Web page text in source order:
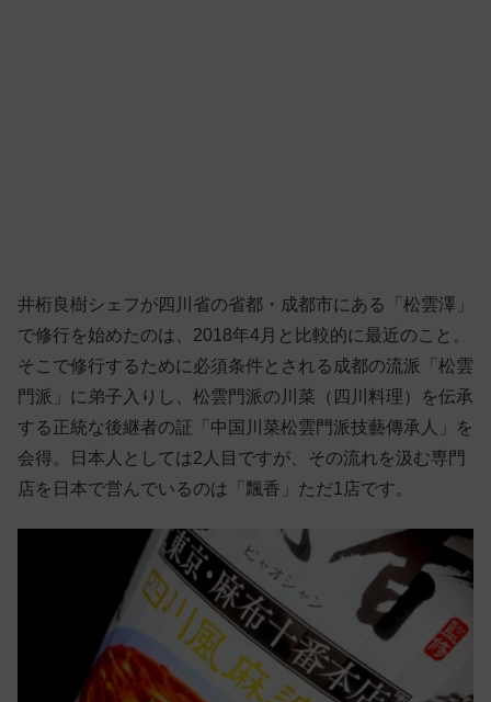
井桁良樹シェフが四川省の省都・成都市にある「松雲澤」
で修行を始めたのは、2018年4月と比較的に最近のこと。
そこで修行するために必須条件とされる成都の流派「松雲
門派」に弟子入りし、松雲門派の川菜（四川料理）を伝承
する正統な後継者の証「中国川菜松雲門派技藝傳承人」を
会得。日本人としては2人目ですが、その流れを汲む専門
店を日本で営んでいるのは「飄香」ただ1店です。